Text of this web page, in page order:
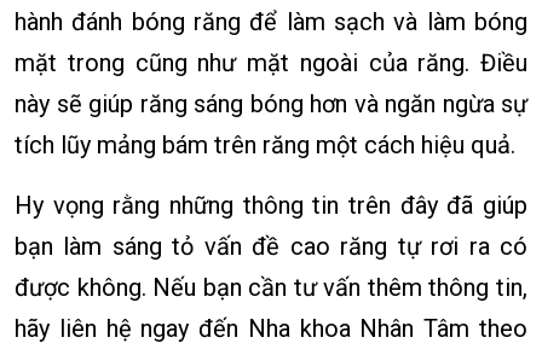
hành đánh bóng răng để làm sạch và làm bóng
mặt trong cũng như mặt ngoài của răng. Điều
này sẽ giúp răng sáng bóng hơn và ngăn ngừa sự
tích lũy mảng bám trên răng một cách hiệu quả.
Hy vọng rằng những thông tin trên đây đã giúp
bạn làm sáng tỏ vấn đề cao răng tự rơi ra có
được không. Nếu bạn cần tư vấn thêm thông tin,
hãy liên hệ ngay đến Nha khoa Nhân Tâm theo